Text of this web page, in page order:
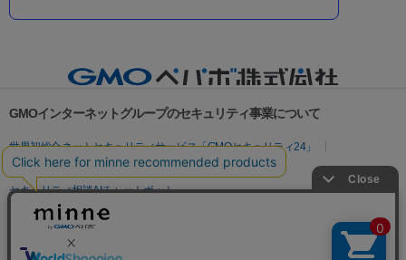
GMOインターネットグループのセキュリティ事業について
世界初総合ネットセキュリティサービス「GMOセキュリティ24」
パスワード漏洩診断
Webサイトリスク診断
セキュリティ相談AIチャットボット
実在証明・盗聴対策